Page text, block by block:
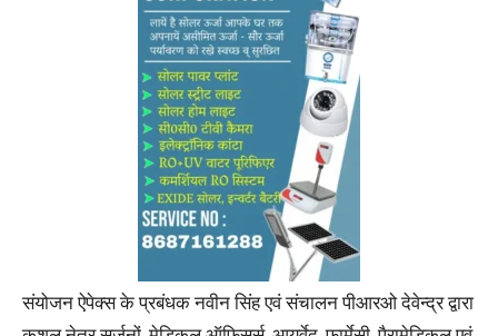
संयोजन ऐपेक्स के प्रबंधक नवीन सिंह एवं संचालन पीआरओ देवेन्द्र द्वारा